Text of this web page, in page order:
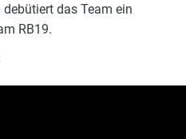
debütiert das Team ein
RB19.